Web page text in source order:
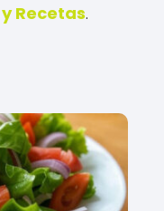
Recetas.